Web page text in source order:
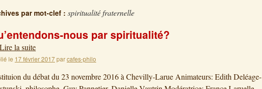
par mot-clef : spiritualité fraternelle
nous par spiritualité?
Lire la suite
le 17 février 2017parcafes-philo
du débat du 23 novembre 2016 à Chevilly-Larue Animateurs: Edith Deléage-